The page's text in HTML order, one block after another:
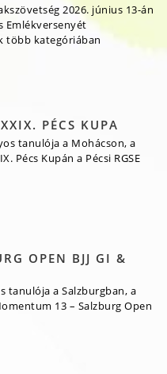
2026. június 13-án
Emlékversenyét
több kategóriában
PÉCS KUPA
tanulója a Mohácson, a
Pécs Kupán a Pécsi RGSE
OPEN BJJ GI &
tanulója a Salzburgban, a
13 – Salzburg Open